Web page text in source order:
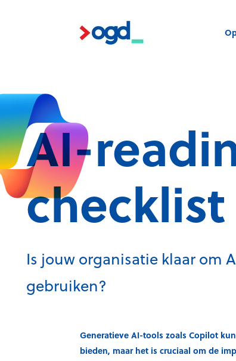
AI-
checklist
Is jouw organisatie klaar om
gebruiken?
Generatieve AI-tools zoals Copilot
bieden, maar het is cruciaal om de